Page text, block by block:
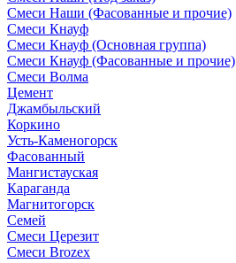
Смеси Наши (Фасованные и прочие)
Смеси Кнауф
Смеси Кнауф (Основная группа)
Смеси Кнауф (Фасованные и прочие)
Смеси Волма
Цемент
Джамбыльский
Коркино
Усть-Каменогорск
Фасованный
Мангистауская
Караганда
Магнитогорск
Семей
Смеси Церезит
Смеси Brozex